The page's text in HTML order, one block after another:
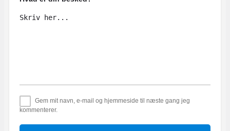
Gem mit navn, e-mail og hjemmeside til næste gang jeg
kommenterer.